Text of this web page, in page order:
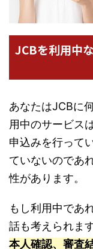
JCBを利用中
あなたはJCBに
用中のサービス
申込みを行って
ていないのであ
性があります。
もし利用中であ
話も考えられま
本人確認、審査